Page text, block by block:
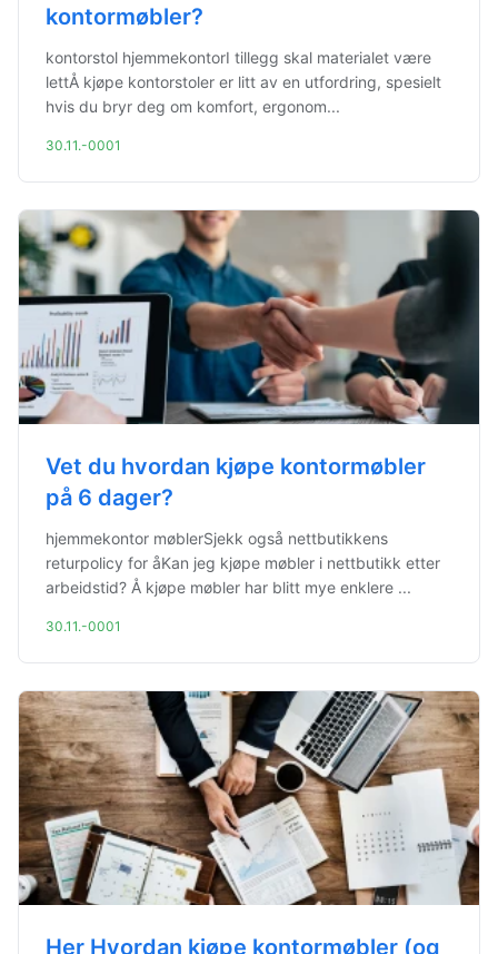
kontormøbler?
kontorstol hjemmekontorI tillegg skal materialet være
lettÅ kjøpe kontorstoler er litt av en utfordring, spesielt
hvis du bryr deg om komfort, ergonom...
30.11.-0001
Vet du hvordan kjøpe kontormøbler
på 6 dager?
hjemmekontor møblerSjekk også nettbutikkens
returpolicy for åKan jeg kjøpe møbler i nettbutikk etter
arbeidstid? Å kjøpe møbler har blitt mye enklere ...
30.11.-0001
Her Hvordan kjøpe kontormøbler (og